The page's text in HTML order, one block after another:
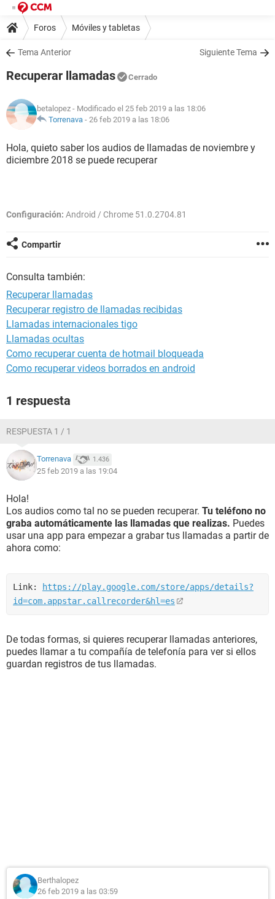
Foros Móviles y tabletas
Tema Anterior Siguiente Tema
Recuperar llamadas Cerrado
betalopez - Modificado el 25 feb 2019 a las 18:06
Torrenava - 26 feb 2019 a las 18:06
Hola, quieto saber los audios de llamadas de noviembre y
diciembre 2018 se puede recuperar
Configuración: Android / Chrome 51.0.2704.81
Compartir
Consulta también:
Recuperar llamadas
Recuperar registro de llamadas recibidas
Llamadas internacionales tigo
Llamadas ocultas
Como recuperar cuenta de hotmail bloqueada
Como recuperar videos borrados en android
1 respuesta
RESPUESTA 1 / 1
Torrenava 1.436
25 feb 2019 a las 19:04
Hola!
Los audios como tal no se pueden recuperar. Tu teléfono no
graba automáticamente las llamadas que realizas. Puedes
usar una app para empezar a grabar tus llamadas a partir de
ahora como:
Link: https://play.google.com/store/apps/details?
id=com.appstar.callrecorder&hl=es
De todas formas, si quieres recuperar llamadas anteriores,
puedes llamar a tu compañía de telefonía para ver si ellos
guardan registros de tus llamadas.
Berthalopez
26 feb 2019 a las 03:59